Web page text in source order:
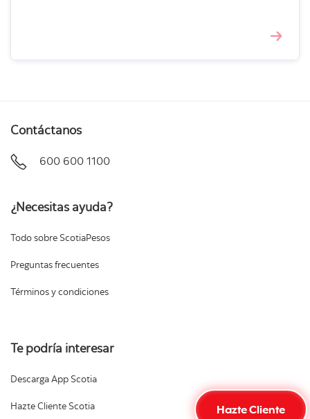
Hazte Cliente
Contáctanos
600 600 1100
¿Necesitas ayuda?
Todo sobre ScotiaPesos
Preguntas frecuentes
Términos y condiciones
Te podría interesar
Descarga App Scotia
Hazte Cliente Scotia